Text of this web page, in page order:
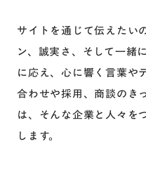
サイトを通じて伝えたい
ン、誠実さ、そして一緒
に応え、心に響く言葉や
合わせや採用、商談のき
は、そんな企業と人々を
します。